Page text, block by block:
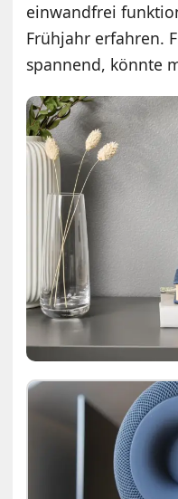
einwandfrei
Frühjahr erfahren.
spannend, könnte